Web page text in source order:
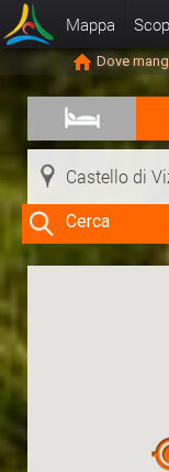
Mappa
Dove
Cerca
Clicca su